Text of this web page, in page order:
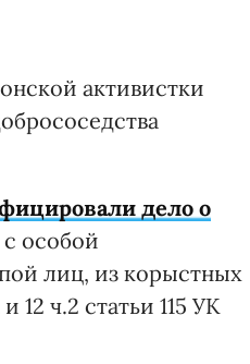
активистки
дело о
особой
лиц, из корыстных
12 ч.2 статьи 115 УК